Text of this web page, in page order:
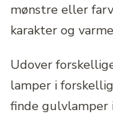
mønstre eller
karakter og
Udover
lamper i
finde gulvlamper